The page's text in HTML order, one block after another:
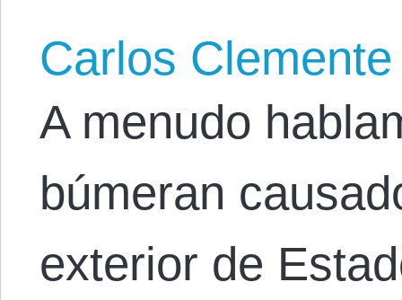
Carlos Clemente
A menudo
búmeran
exterior de